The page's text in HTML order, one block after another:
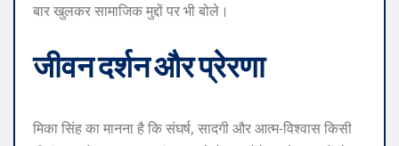
बार खुलकर सामाजिक मुद्दों पर भी बोले।
जीवन दर्शन और प्रेरणा
मिका सिंह का मानना है कि संघर्ष, सादगी और आत्म-विश्वास किसी